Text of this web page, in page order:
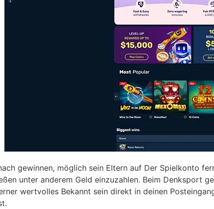
gewinnen, möglich sein Eltern auf Der Spielkonto
unter anderem Geld einzuzahlen. Beim Denksport
wertvolles Bekannt sein direkt in deinen